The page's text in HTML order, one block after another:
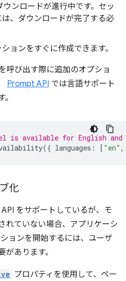
ウンロードが進行中です。セッ
、ダウンロードが完了する必
ョンをすぐに作成できます。
呼び出す際に追加のオプショ
Prompt API では言語サポート
is available for English and
({ languages : [ "en" ,
化
をサポートしているが、モ
れていない場合、アプリケーシ
ョンを開始するには、ユーザ
あります。
プロパティを使用して、ペー